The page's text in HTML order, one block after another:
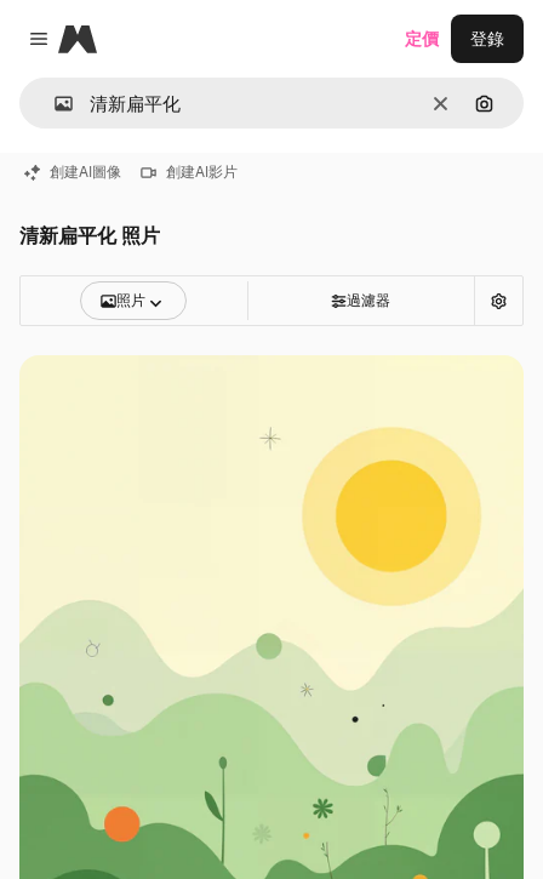
Close menu
Magnific
清除 通過圖
定價 登錄
創建AI圖像 創建AI影片
清新扁平化 照片
照片 過濾器